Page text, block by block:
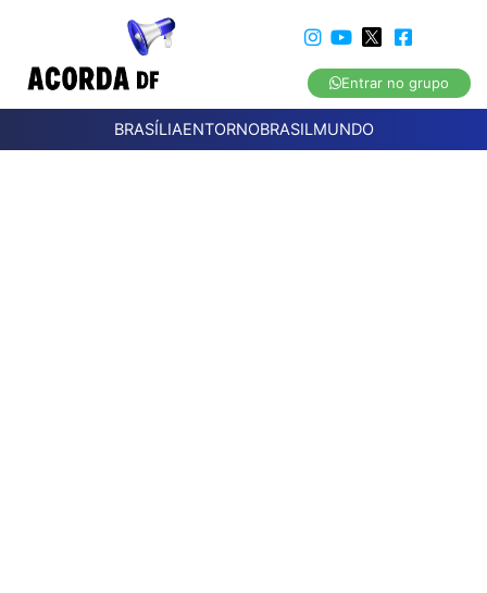
Entrar no grupo
BRASÍLIAENTORNOBRASILMUNDO